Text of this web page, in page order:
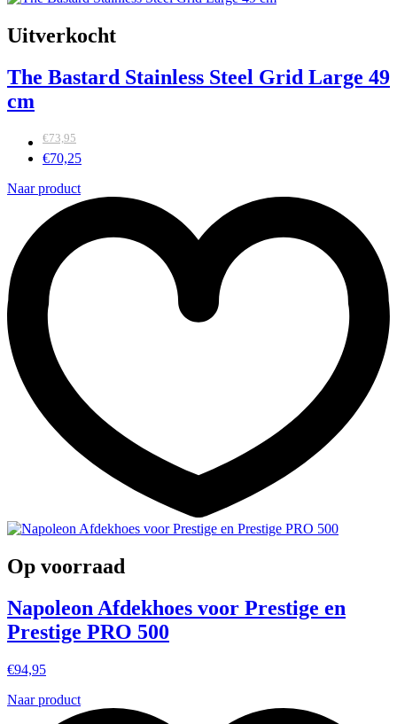
Uitverkocht
The Bastard Stainless Steel Grid Large 49
cm
€73,95
€70,25
Naar product
Op voorraad
Napoleon Afdekhoes voor Prestige en
Prestige PRO 500
€94,95
Naar product